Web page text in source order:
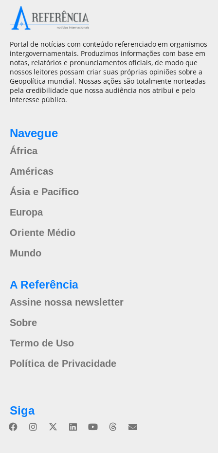
Portal de notícias com conteúdo referenciado em organismos
intergovernamentais. Produzimos informações com base em
notas, relatórios e pronunciamentos oficiais, de modo que
nossos leitores possam criar suas próprias opiniões sobre a
Geopolítica mundial. Nossas ações são totalmente norteadas
pela credibilidade que nossa audiência nos atribui e pelo
interesse público.
Navegue
África
Américas
Ásia e Pacífico
Europa
Oriente Médio
Mundo
A Referência
Assine nossa newsletter
Sobre
Termo de Uso
Política de Privacidade
Siga